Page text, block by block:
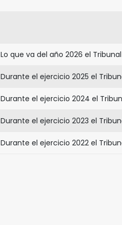
Lo que va del año 2026 el
Durante el ejercicio 2025 el
Durante el ejercicio 2024 el
Durante el ejercicio 2023 el
Durante el ejercicio 2022 el